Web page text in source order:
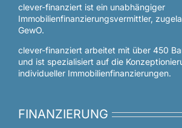
clever-finanziert ist ein unabhängiger
Immobilienfinanzierungsvermittler,
GewO.
clever-finanziert arbeitet mit über 450
und ist spezialisiert auf die
individueller Immobilienfinanzierungen.
FINANZIERUNG